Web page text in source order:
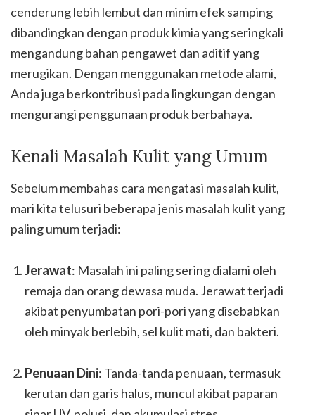
cenderung lebih lembut dan minim efek samping
dibandingkan dengan produk kimia yang seringkali
mengandung bahan pengawet dan aditif yang
merugikan. Dengan menggunakan metode alami,
Anda juga berkontribusi pada lingkungan dengan
mengurangi penggunaan produk berbahaya.
Kenali Masalah Kulit yang Umum
Sebelum membahas cara mengatasi masalah kulit,
mari kita telusuri beberapa jenis masalah kulit yang
paling umum terjadi:
Jerawat: Masalah ini paling sering dialami oleh
remaja dan orang dewasa muda. Jerawat terjadi
akibat penyumbatan pori-pori yang disebabkan
oleh minyak berlebih, sel kulit mati, dan bakteri.
Penuaan Dini: Tanda-tanda penuaan, termasuk
kerutan dan garis halus, muncul akibat paparan